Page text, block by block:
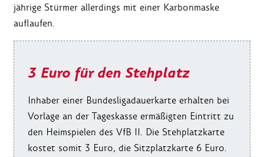
jährige Stürmer allerdings mit einer Karbonmaske
auflaufen.
3 Euro für den Stehplatz
Inhaber einer Bundesligadauerkarte erhalten bei
Vorlage an der Tageskasse ermäßigten Eintritt zu
den Heimspielen des VfB II. Die Stehplatzkarte
kostet somit 3 Euro, die Sitzplatzkarte 6 Euro.